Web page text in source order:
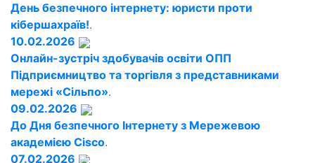
День безпечного інтернету: юристи проти
кібершахраїв!.
10.02.2026
Онлайн-зустріч здобувачів освіти ОПП
Підприємництво та торгівля з представниками
мережі «Сільпо».
09.02.2026
До Дня безпечного Інтернету з Мережевою
академією Cisco.
07.02.2026